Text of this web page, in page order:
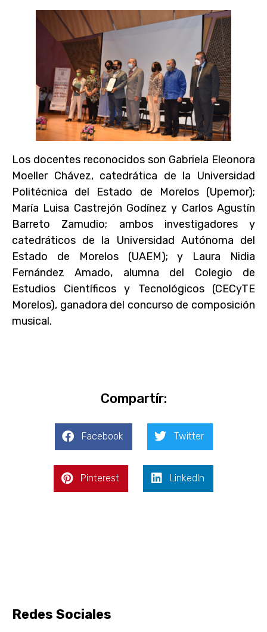
Los docentes reconocidos son Gabriela Eleonora
Moeller Chávez, catedrática de la Universidad
Politécnica del Estado de Morelos (Upemor);
María Luisa Castrejón Godínez y Carlos Agustín
Barreto Zamudio; ambos investigadores y
catedráticos de la Universidad Autónoma del
Estado de Morelos (UAEM); y Laura Nidia
Fernández Amado, alumna del Colegio de
Estudios Científicos y Tecnológicos (CECyTE
Morelos), ganadora del concurso de composición
musical.
Compartír:
Facebook Twitter
Pinterest LinkedIn
Redes Sociales